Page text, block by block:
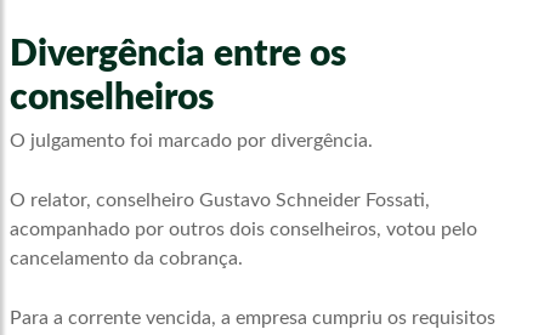
Divergência entre os
conselheiros
O julgamento foi marcado por divergência.
O relator, conselheiro Gustavo Schneider Fossati,
acompanhado por outros dois conselheiros, votou pelo
cancelamento da cobrança.
Para a corrente vencida, a empresa cumpriu os requisitos